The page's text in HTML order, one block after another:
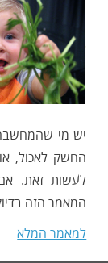
יש מי
החשק לאכול,
לעשות זאת.
המאמר הזה
למאמר המלא